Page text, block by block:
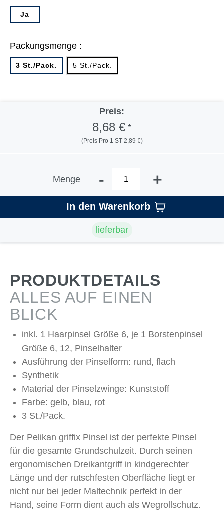
Ja
Packungsmenge :
3 St./Pack. 5 St./Pack.
Preis:
8,68 € *
(Preis Pro 1 ST 2,89 €)
Menge - +
In den Warenkorb
lieferbar
PRODUKTDETAILS
ALLES AUF EINEN
BLICK
inkl. 1 Haarpinsel Größe 6, je 1 Borstenpinsel
Größe 6, 12, Pinselhalter
Ausführung der Pinselform: rund, flach
Synthetik
Material der Pinselzwinge: Kunststoff
Farbe: gelb, blau, rot
3 St./Pack.
Der Pelikan griffix Pinsel ist der perfekte Pinsel
für die gesamte Grundschulzeit. Durch seinen
ergonomischen Dreikantgriff in kindgerechter
Länge und der rutschfesten Oberfläche liegt er
nicht nur bei jeder Maltechnik perfekt in der
Hand, seine Form dient auch als Wegrollschutz.